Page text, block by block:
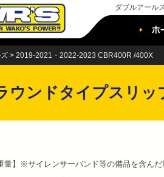
ダブルアール
> 2019-2021・2022-2023 CBR400R /400X
ウンドタイプスリッ
量】※サイレンサーバンド等の備品を含んだ